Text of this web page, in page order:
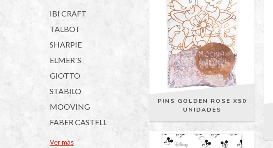
IBI CRAFT
TALBOT
SHARPIE
ELMER´S
GIOTTO
STABILO
MOOVING
FABER CASTELL
Ver más
PINS GOLDEN ROSE X50
UNIDADES